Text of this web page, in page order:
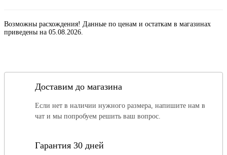
Возможны расхождения! Данные по ценам и остаткам в магазинах
приведены на 05.08.2026.
Доставим до магазина
Если нет в наличии нужного размера, напишите нам в
чат и мы попробуем решить ваш вопрос.
Гарантия 30 дней